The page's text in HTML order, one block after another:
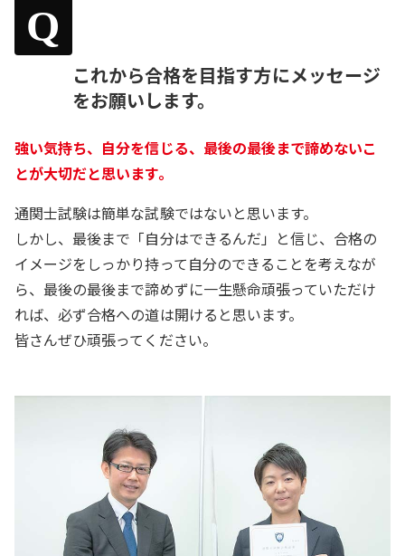
Q
これから合格を目指す方にメッセージ
をお願いします。
強い気持ち、自分を信じる、最後の最後まで諦めないこ
とが大切だと思います。
通関士試験は簡単な試験ではないと思います。
しかし、最後まで「自分はできるんだ」と信じ、合格の
イメージをしっかり持って自分のできることを考えなが
ら、最後の最後まで諦めずに一生懸命頑張っていただけ
れば、必ず合格への道は開けると思います。
皆さんぜひ頑張ってください。